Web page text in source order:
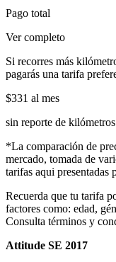
Pago total
Ver completo
Si recorres más
pagarás una tarifa
$331 al mes
sin reporte de kilómetros
*La comparación de
mercado, tomada de
tarifas aqui presentadas
Recuerda que tu tarifa
factores como: edad,
Consulta términos y
Attitude SE 2017